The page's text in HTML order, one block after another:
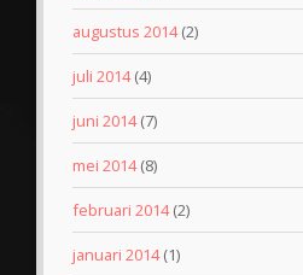
augustus 2014(2)
juli 2014(4)
juni 2014(7)
mei 2014(8)
februari 2014(2)
januari 2014(1)